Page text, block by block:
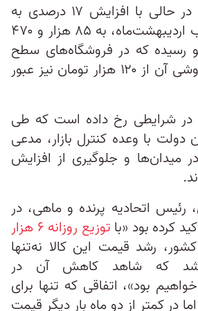
در حالی با افزایش ۱۷ درصدی به
نسبت قیمت مصوب اردیبهشت‌ماه، به ۸۵ هزار و ۴۷۰
رسیده که در فروشگاه‌های سطح
شهر قیمت خرده‌فروشی آن از ۱۲۰ هزار تومان نیز عبور
در شرایطی رخ‌ داده است که طی
دولت با وعده کنترل بازار، مدعی
میدان‌ها و جلوگیری از افزایش
اتحادیه پرنده و ماهی، در
توزیع روزانه ۶ هزار
رشد قیمت این کالا نه‌تنها
شد که شاهد کاهش آن در
بود»، اتفاقی که تنها برای
در کمتر از دو ماه بار دیگر قیمت